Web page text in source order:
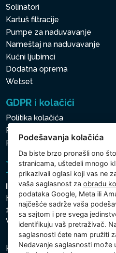
Solinatori
Kartuš filtracije
Pumpe za naduvavanje
Nameštaj na naduvavanje
Kućni ljubimci
Dodatna oprema
Wetset
GDPR i kolačići
Politika kolačića
Politika zaštite ličnih i drugih
Politika kolačića
Intex Trading, s.r.o.
Hradecká 2526/3
130 00 Praha 3
Vinohrady - Česká republika
Kompanija je registrovana u
Podešavanja kolačića
Da biste brzo pronašli ono
stranicama, uštedeli mnogo
prikazivali oglasi koji vas ne
vaša saglasnost zaobradu
podataka Google, Meta ili
najčešće sadrže vaša
sa sajtom i pre svega
identifikuju vaš pretraživač.
saglasnosti ćete nam pružiti
Nedavanje saglasnosti može